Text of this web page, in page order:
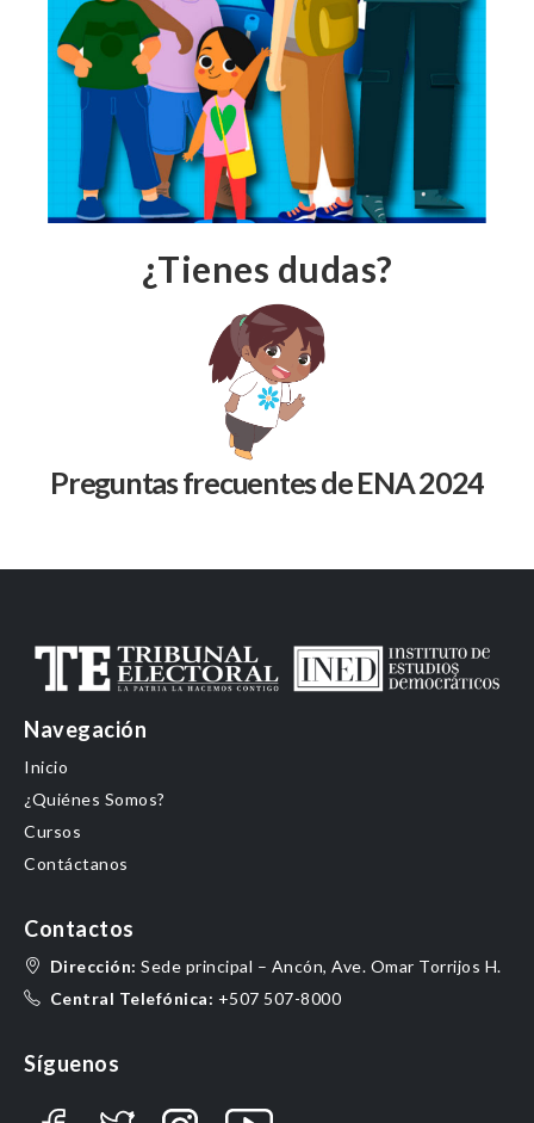
¿Tienes dudas?
Preguntas frecuentes de ENA 2024
Navegación
Inicio
¿Quiénes Somos?
Cursos
Contáctanos
Contactos
Dirección: Sede principal – Ancón, Ave. Omar Torrijos H.
Central Telefónica: +507 507-8000
Síguenos